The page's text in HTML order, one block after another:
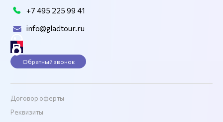
+7 495 225 99 41
info@gladtour.ru
Обратный звонок
Договор оферты
Реквизиты